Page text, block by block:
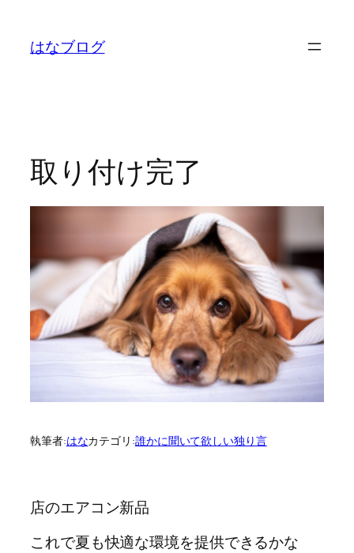
はなブログ
取り付け完了
執筆者:はなカテゴリ:誰かに聞いて欲しい独り言
店のエアコン新品
これで夏も快適な環境を提供できるかな